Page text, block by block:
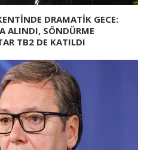
DRAMATİK GECE:
ALINDI, SÖNDÜRME
TB2 DE KATILDI